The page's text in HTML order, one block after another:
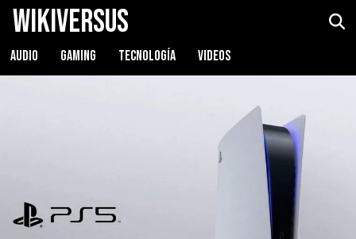
WikiVersus
AUDIO GAMING TECNOLOGÍA VIDEOS